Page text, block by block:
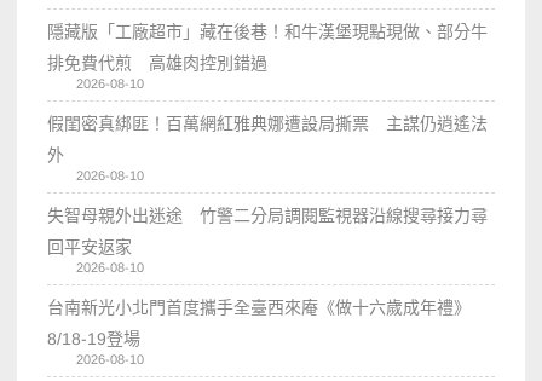
隱藏版「工廠超市」藏在後巷！和牛漢堡現點現做、部分牛
排免費代煎 高雄肉控別錯過
2026-08-10
假閨密真綁匪！百萬網紅雅典娜遭設局撕票 主謀仍逍遙法
外
2026-08-10
失智母親外出迷途 竹警二分局調閱監視器沿線搜尋接力尋
回平安返家
2026-08-10
台南新光小北門首度攜手全臺西來庵《做十六歲成年禮》
8/18-19登場
2026-08-10